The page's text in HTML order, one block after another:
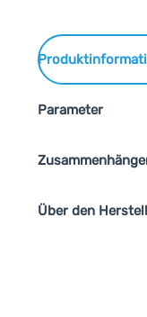
Parameter
Über den